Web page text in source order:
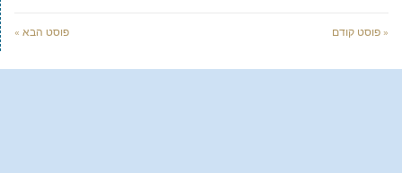
« פוסט קודם פוסט הבא »